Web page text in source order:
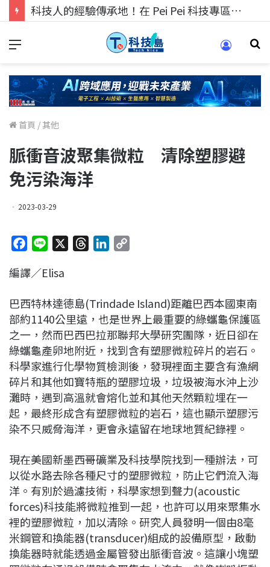
科技人的經驗傳承地！在 Pei Pei 科技專區，與學弟妹交流最硬核的技術
首頁 /其他
脈衝音波聚集微粒 清除塑膠避
免污染海洋
2023-03-29
c
b
o
o
k
n
a
d
s
e
d
I
n
L
i
n
k
編譯／Elisa
巴西特林達德島(Trindade Island)距離巴西本國東南
部約1140公里遠，也是世界上最重要的綠蠵龜保護區
之一，然而巴西巴拉那聯邦大學研究團隊，近日卻在
綠蠵龜產卵地附近，找到含有塑膠微粒碎片的岩石。
科學家進行化學物質檢測後，發現裡面主要含有漁網
碎片和其他如寶特瓶的塑膠垃圾，垃圾被海水沖上沙
灘時，遇到高溫就會熔化並和其他天然顆粒埋在一
起，最終形成含有塑膠微粒的岩石，這也顯示塑膠污
染不只威脅海洋，更會永遠留在地球地質紀錄裡。
現在美國新墨西哥礦業及科技學院找到一種辦法，可
以從水路去除各種尺寸的塑膠微粒，防止它們流入海
洋。有別於過濾技術，科學家想到聲力(acoustic
forces)科技能將微粒推到一起，也許可以用來聚集水
裡的塑膠微粒，加以清除。研究人員發明一個由8毫
米鋼管和換能器(transducer)組成的設備原型，啟動
換能器時就能透過金屬管發出脈衝音波。這讓小塊塑